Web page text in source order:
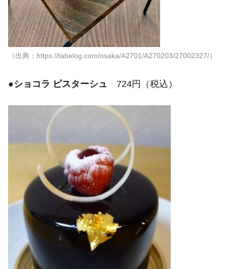
（出典：https://tabelog.com/osaka/A2701/A270203/27002327/）
●ショコラ ピスターシュ 724円（税込）